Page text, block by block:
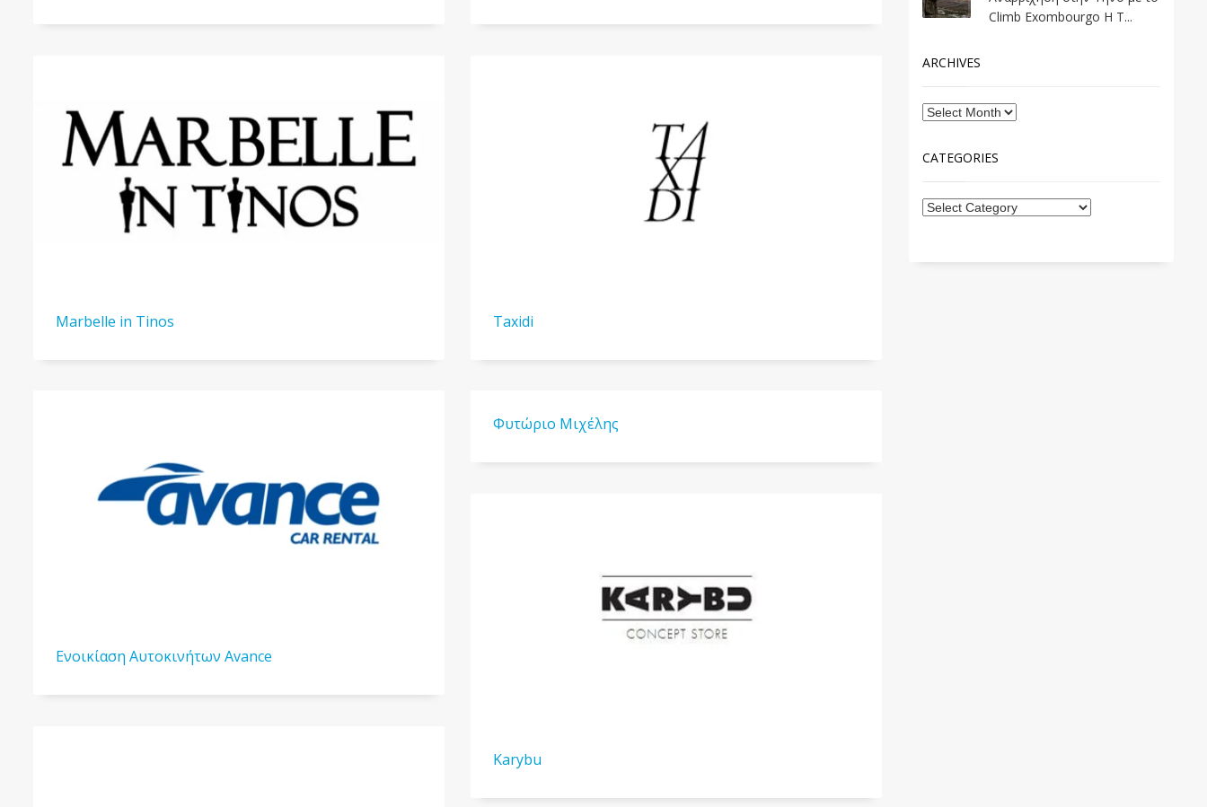
Marbelle in Tinos Taxidi
Ενοικίαση Αυτοκινήτων Avance
Φυτώριο Μιχέλης
Karybu
Climb Exombourgo Η Τ...
ARCHIVES
CATEGORIES